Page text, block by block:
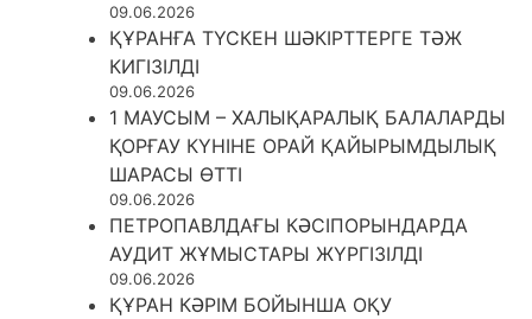
09.06.2026
ҚҰРАНҒА ТҮСКЕН ШӘКІРТТЕРГЕ ТӘЖ
КИГІЗІЛДІ
09.06.2026
1 МАУСЫМ – ХАЛЫҚАРАЛЫҚ БАЛАЛАРДЫ
ҚОРҒАУ КҮНІНЕ ОРАЙ ҚАЙЫРЫМДЫЛЫҚ
ШАРАСЫ ӨТТІ
09.06.2026
ПЕТРОПАВЛДАҒЫ КӘСІПОРЫНДАРДА
АУДИТ ЖҰМЫСТАРЫ ЖҮРГІЗІЛДІ
09.06.2026
ҚҰРАН КӘРІМ БОЙЫНША ОҚУ